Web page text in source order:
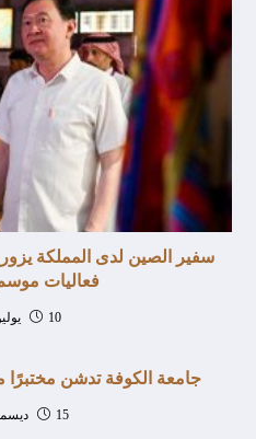
فعاليات موسم
10 يوليو، 2024
جامعة الكوفة تدشن مختبرًا
15 ديسمبر، 2025